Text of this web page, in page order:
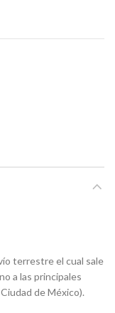
terrestre el cual sale
a las principales
de México).